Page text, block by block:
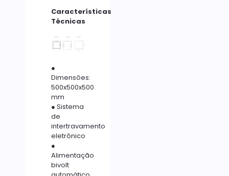
Características
Técnicas
●
Dimensões:
500x500x500
mm
● Sistema
de
intertravamento
eletrônico
●
Alimentação
bivolt